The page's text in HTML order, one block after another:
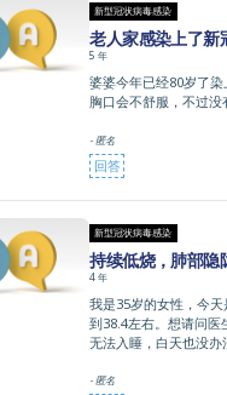
新型冠状病毒感染
老人家感染上了新
5 年
婆婆今年已经80岁了
胸口会不舒服，不过
- 匿名
回答
新型冠状病毒感染
持续低烧，肺部隐
4 年
我是35岁的女性，今
到38.4左右。想请问
无法入睡，白天也没办
- 匿名